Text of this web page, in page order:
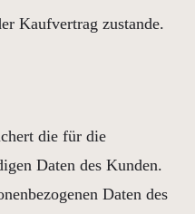
Kaufvertrag zustande.
die für die
Daten des Kunden.
Daten des